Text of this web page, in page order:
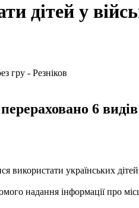
дітей у
6
використати українських
надання інформації про